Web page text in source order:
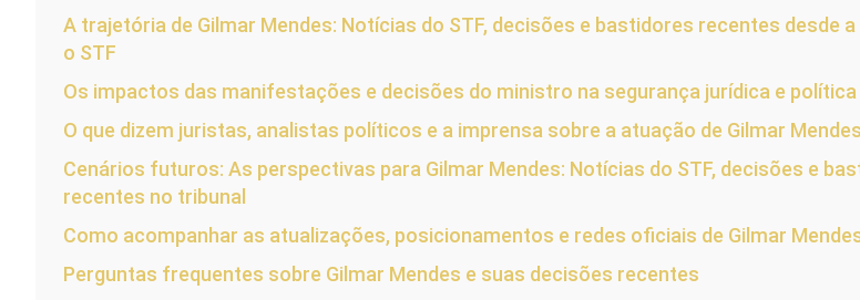
A trajetória de Gilmar Mendes: Notícias do STF, decisões e bastidores recentes desde a
o STF
Os impactos das manifestações e decisões do ministro na segurança jurídica e política
O que dizem juristas, analistas políticos e a imprensa sobre a atuação de Gilmar Mendes
Cenários futuros: As perspectivas para Gilmar Mendes: Notícias do STF, decisões e
recentes no tribunal
Como acompanhar as atualizações, posicionamentos e redes oficiais de Gilmar
Perguntas frequentes sobre Gilmar Mendes e suas decisões recentes